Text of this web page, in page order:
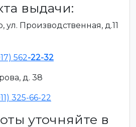
выдачи:
ул. Производственная, д.11
562-22-32
д. 38
325-66-22
уточняйте в